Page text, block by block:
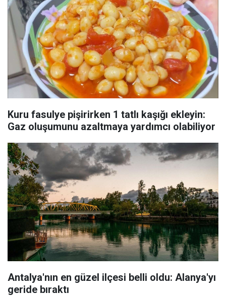
Kuru fasulye pişirirken 1 tatlı kaşığı ekleyin:
Gaz oluşumunu azaltmaya yardımcı olabiliyor
Antalya'nın en güzel ilçesi belli oldu: Alanya'yı
geride bıraktı